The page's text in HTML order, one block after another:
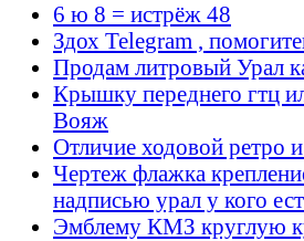
6 ю 8 = истрёж 48
Здох Telegram ,
Продам литровый Урал
Крышку переднего гтц
Вояж
Отличие ходовой ретро
Чертеж флажка
надписью урал у кого
Эмблему КМЗ круглую